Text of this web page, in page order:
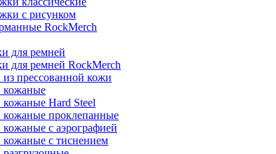
с рисунком
RockMerch
для ремней
для ремней RockMerch
прессованной кожи
кожаные
Hard Steel
кожаные проклепанные
с аэрографией
с тиснением